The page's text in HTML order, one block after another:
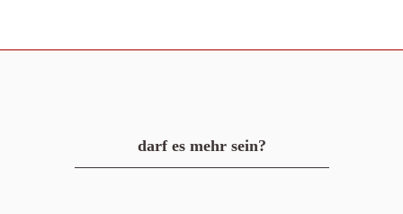
darf es mehr sein?